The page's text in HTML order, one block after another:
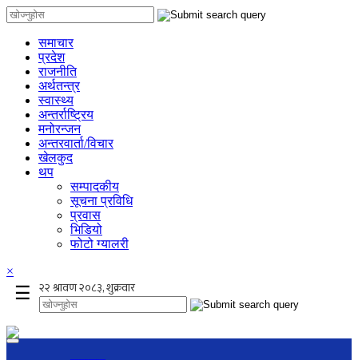
समाचार
प्रदेश
राजनीति
अर्थतन्त्र
स्वास्थ्य
अन्तर्राष्ट्रिय
मनोरन्जन
अन्तरवार्ता/विचार
खेलकुद
थप
सम्पादकीय
सूचना प्रविधि
प्रवास
भिडियो
फोटो ग्यालरी
×
☰